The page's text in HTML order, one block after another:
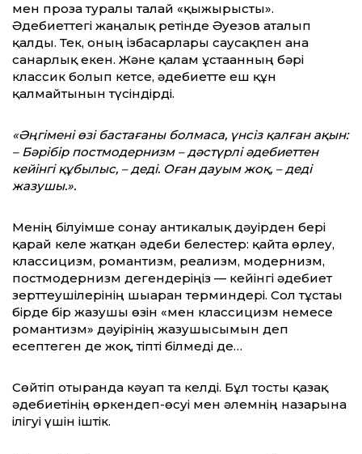
мен проза туралы талай «қыжырысты».
Әдебиеттегі жаңалық ретінде Әуезов аталып
қалды. Тек, оның ізбасарлары саусақпен ғана
санарлық екен. Және қалам ұстағанның бәрі
классик болып кетсе, әдебиетте еш құн
қалмайтынын түсіндірді.
«Әңгімені өзі бастағаны болмаса, үнсіз қалған ақын:
– Бәрібір постмодернизм – дәстүрлі әдебиеттен
кейінгі құбылыс, – деді. Оған дауым жоқ, – деді
жазушы.».
Менің білуімше сонау антикалық дәуірден бері
қарай келе жатқан әдеби белестер: қайта өрлеу,
классицизм, романтизм, реализм, модернизм,
постмодернизм дегендеріңіз — кейінгі әдебиет
зерттеушілерінің шығарған терминдері. Сол тұстағы
бірде бір жазушы өзін «мен классицизм немесе
романтизм» дәуірінің жазушысымын деп
есептеген де жоқ, тіпті білмеді де…
Сөйтіп отырғанда кәуап та келді. Бұл тосты қазақ
әдебиетінің өркендеп-өсуі мен әлемнің назарына
ілігуі үшін іштік.